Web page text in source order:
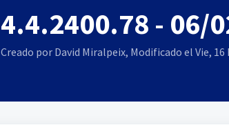
4.4.2400.78 - 06/
Creado por David Miralpeix, Modificado el Vie, 16